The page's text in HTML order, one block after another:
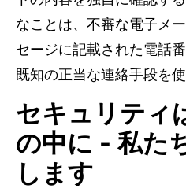
なことは、不審な電子メ
セージに記載された電話
既知の正当な連絡手段を
セキュリティ
の中に - 私た
します